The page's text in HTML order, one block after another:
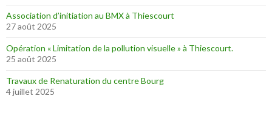
Association d’initiation au BMX à Thiescourt
27 août 2025
Opération « Limitation de la pollution visuelle » à Thiescourt.
25 août 2025
Travaux de Renaturation du centre Bourg
4 juillet 2025